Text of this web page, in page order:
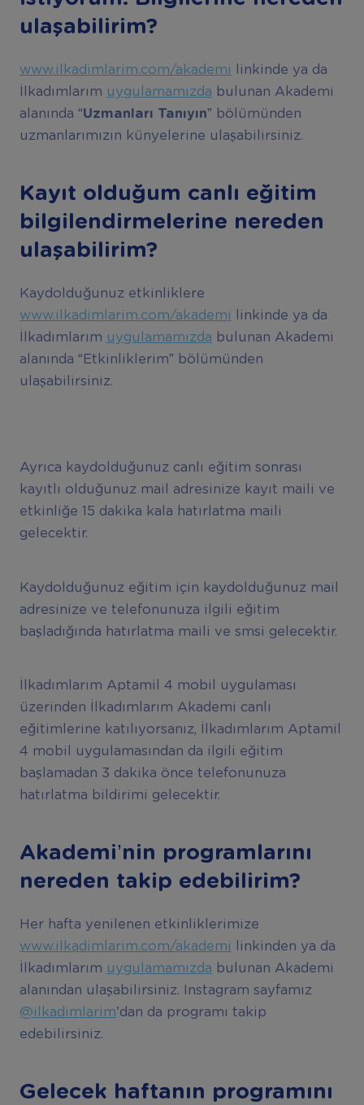
ulaşabilirim?
www.ilkadimlarim.com/akademi
linkinde ya da
İlkadımlarım uygulamamızda bulunan Akademi
alanında “Uzmanları Tanıyın” bölümünden
uzmanlarımızın künyelerine ulaşabilirsiniz.
Kayıt olduğum canlı eğitim
bilgilendirmelerine nereden
ulaşabilirim?
Kaydolduğunuz etkinliklere
www.ilkadimlarim.com/akademi
linkinde ya da
İlkadımlarım uygulamamızda bulunan Akademi
alanında “Etkinliklerim” bölümünden
ulaşabilirsiniz.
Ayrıca kaydolduğunuz canlı eğitim sonrası
kayıtlı olduğunuz mail adresinize kayıt maili ve
etkinliğe 15 dakika kala hatırlatma maili
gelecektir.
Kaydolduğunuz eğitim için kaydolduğunuz mail
adresinize ve telefonunuza ilgili eğitim
başladığında hatırlatma maili ve smsi gelecektir.
İlkadımlarım Aptamil 4 mobil uygulaması
üzerinden İlkadımlarım Akademi canlı
eğitimlerine katılıyorsanız, İlkadımlarım Aptamil
4 mobil uygulamasından da ilgili eğitim
başlamadan 3 dakika önce telefonunuza
hatırlatma bildirimi gelecektir.
Akademi’nin programlarını
nereden takip edebilirim?
Her hafta yenilenen etkinliklerimize
www.ilkadimlarim.com/akademi
linkinden ya da
İlkadımlarım uygulamamızda bulunan Akademi
alanından ulaşabilirsiniz. Instagram sayfamız
@ilkadimlarim’dan da programı takip
edebilirsiniz.
Gelecek haftanın programını